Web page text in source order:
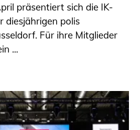
präsentiert sich die IK-
diesjährigen polis
Für ihre Mitglieder
...